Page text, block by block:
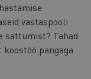
vastaspooli
sattumist? Tahad
pangaga